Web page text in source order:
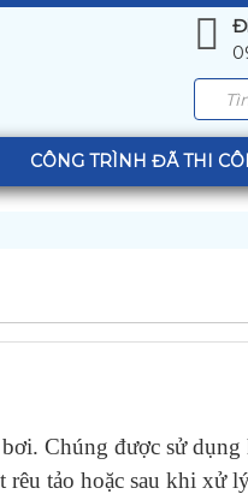
CÔNG TRÌNH ĐÃ THI
Chúng được sử dụng
rêu tảo hoặc sau khi xử